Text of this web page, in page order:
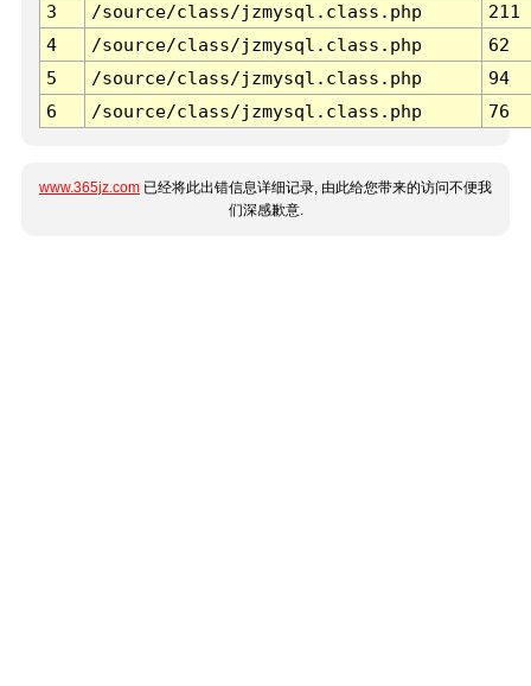
3 /source/class/jzmysql.class.php
211
4
/source/class/jzmysql.class.php
62
5
/source/class/jzmysql.class.php
94
6
/source/class/jzmysql.class.php 76
www.365jz.com 已经将此出错信息详细记录, 由此给您带来的访问不便我
们深感歉意.